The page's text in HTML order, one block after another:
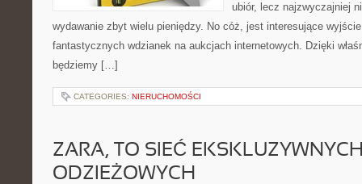
ubiór, lecz najzwyczajniej
wydawanie zbyt wielu pieniędzy. No cóż, jest interesujące
fantastycznych wdzianek na aukcjach internetowych. Dzięki
będziemy […]
CATEGORIES: NIERUCHOMOŚCI
ZARA, TO SIEĆ
ODZIEŻOWYCH